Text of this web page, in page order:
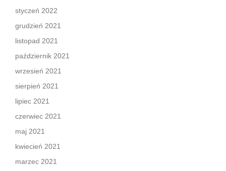
styczeń 2022
grudzień 2021
listopad 2021
październik 2021
wrzesień 2021
sierpień 2021
lipiec 2021
czerwiec 2021
maj 2021
kwiecień 2021
marzec 2021